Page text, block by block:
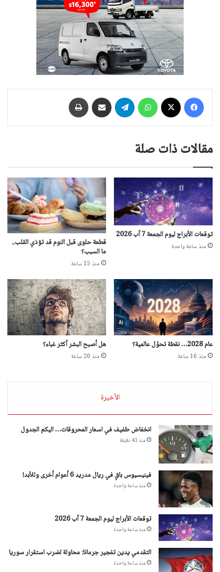
فيسبوك واتساب تيلقرام مشاركة عبر البريد
مقالات ذات صلة
توقعات الأبراج ليوم الجمعة 7 آب 2026
منذ ساعة واحدة قطعة حلوى قبل النوم قد تؤذي القلب..
ما السبب؟
منذ 15 ساعة
عام 2028… نقطة تحوّل عالمية؟
منذ 16 ساعة
هل أصبح البشر أكثر غباء؟
منذ 20 ساعة
الأخيرة
انخفاض طفيف في اسعار المحروقات… اليكم الجدول
منذ 41 دقيقة
فينيسيوس باقٍ في ريال مدريد 6 أعوام أخرى وللأبد!
منذ ساعة واحدة
توقعات الأبراج ليوم الجمعة 7 آب 2026
منذ ساعة واحدة
التقدمي يدين تفجير جرمانا: محاولة لضرب استقرار سوريا
منذ ساعة واحدة